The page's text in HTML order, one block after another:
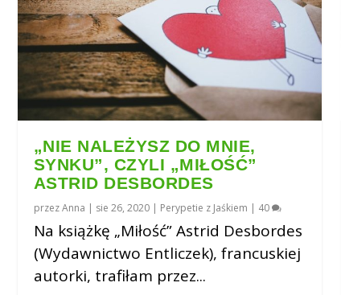
„NIE NALEŻYSZ DO MNIE,
SYNKU”, CZYLI „MIŁOŚĆ”
ASTRID DESBORDES
przezAnna | sie 26, 2020| Perypetie z Jaśkiem | 40
Na książkę „Miłość” Astrid Desbordes
(Wydawnictwo Entliczek), francuskiej
autorki, trafiłam przez...